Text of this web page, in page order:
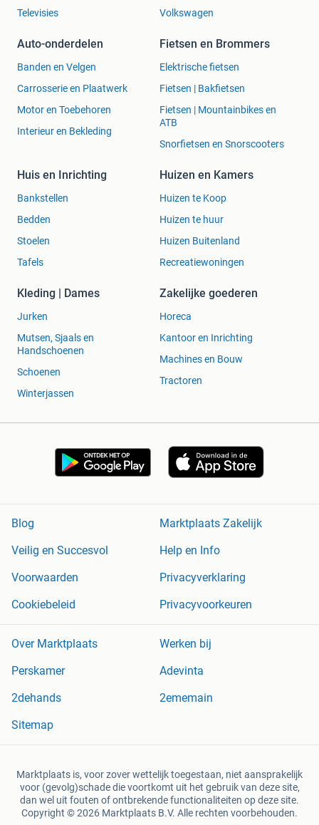
Televisies
Volkswagen
Auto-onderdelen
Banden en Velgen
Carrosserie en Plaatwerk
Motor en Toebehoren
Interieur en Bekleding
Fietsen en Brommers
Elektrische fietsen
Fietsen | Bakfietsen
Fietsen | Mountainbikes en
ATB
Snorfietsen en Snorscooters
Huis en Inrichting
Bankstellen
Bedden
Stoelen
Tafels
Huizen en Kamers
Huizen te Koop
Huizen te huur
Huizen Buitenland
Recreatiewoningen
Kleding | Dames
Jurken
Mutsen, Sjaals en
Handschoenen
Schoenen
Winterjassen
Zakelijke goederen
Horeca
Kantoor en Inrichting
Machines en Bouw
Tractoren
Blog
Marktplaats Zakelijk
Veilig en Succesvol
Help en Info
Voorwaarden
Privacyverklaring
Cookiebeleid
Privacyvoorkeuren
Over Marktplaats
Werken bij
Perskamer
Adevinta
2dehands
2ememain
Sitemap
Marktplaats is, voor zover wettelijk toegestaan, niet aansprakelijk
voor (gevolg)schade die voortkomt uit het gebruik van deze site,
dan wel uit fouten of ontbrekende functionaliteiten op deze site.
Copyright © 2026 Marktplaats B.V. Alle rechten voorbehouden.